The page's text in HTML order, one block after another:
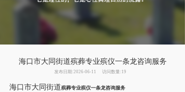
海口市大同街道殡葬专业殡仪一条龙咨询服务
发布日期:2026-06-11 访问数量:19
海口市大同街道殡葬专业殡仪一条龙咨询服务